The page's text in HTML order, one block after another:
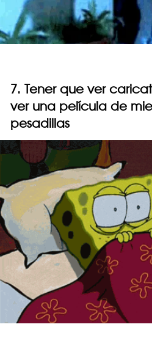
7. Tener que ver
ver una película de
pesadillas